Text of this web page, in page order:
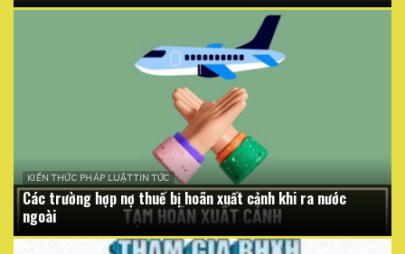
KIẾN THỨC PHÁP LUẬT TIN TỨC
Các trường hợp nợ thuế bị hoãn xuất cảnh khi ra nước
ngoài